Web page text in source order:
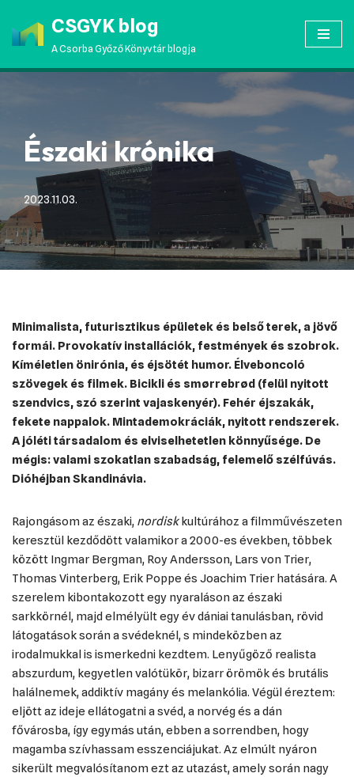
Skip
CSGYK blog
A Csorba Győző Könyvtár blogja
Északi krónika
2023.11.03.
Minimalista, futurisztikus épületek és belső terek, a jövő
formái. Provokatív installációk, festmények és szobrok.
Kíméletlen önirónia, és éjsötét humor. Élveboncoló
szövegek és filmek. Bicikli és smørrebrød (felül nyitott
szendvics, szó szerint vajaskenyér). Fehér éjszakák,
fekete nappalok. Mintademokráciák, nyitott rendszerek.
A jóléti társadalom és elviselhetetlen könnyűsége. De
mégis: valami szokatlan szabadság, felemelő szélfúvás.
Dióhéjban Skandinávia.
Rajongásom az északi, nordiskkultúrához a filmművészeten
keresztül kezdődött valamikor a 2000-es években, többek
között Ingmar Bergman, Roy Andersson, Lars von Trier,
Thomas Vinterberg, Erik Poppe és Joachim Trier hatására. A
szerelem kibontakozott egy nyaraláson az északi
sarkkörnél, majd elmélyült egy év dániai tanulásban, rövid
látogatások során a svédeknél, s mindeközben az
irodalmukkal is ismerkedni kezdtem. Lenyűgöző realista
abszurdum, kegyetlen valótükör, bizarr örömök és brutális
halálnemek, addiktív magány és melankólia. Végül éreztem:
eljött az ideje ellátogatni a svéd, a norvég és a dán
fővárosba, így egymás után, ebben a sorrendben, hogy
magamba szívhassam esszenciájukat. Az elmúlt nyáron
sikerült megvalósítanom ezt az utazást, amely során nagy